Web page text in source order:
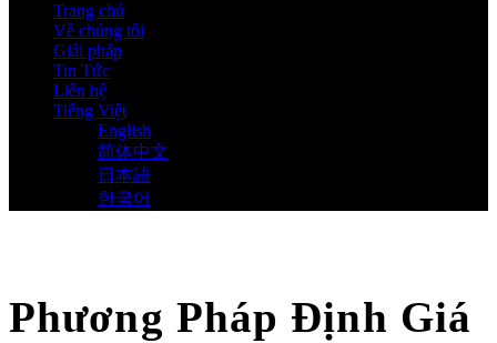
Trang chủ
Về chúng tôi
Giải pháp
Tin Tức
Liên hệ
Tiếng Việt
English
简体中文
日本語
한국어
Phương Pháp Định Giá